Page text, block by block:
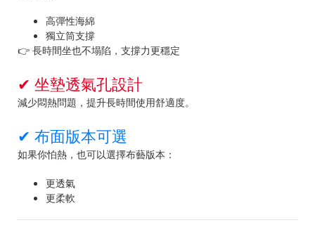
高彈性海綿
獨立筒支撐
👉 長時間坐也不塌陷，支撐力更穩定
✔ 坐墊透氣孔設計
減少悶熱問題，提升長時間使用舒適度。
✔ 布面版本可選
如果你怕熱，也可以選擇布藝版本：
更透氣
更柔軟